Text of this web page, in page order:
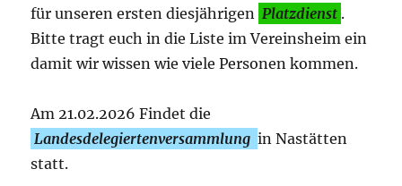
für unseren ersten diesjährigen Platzdienst .
Bitte tragt euch in die Liste im Vereinsheim ein
damit wir wissen wie viele Personen kommen.
Am 21.02.2026 Findet die
Landesdelegiertenversammlung in Nastätten
statt.